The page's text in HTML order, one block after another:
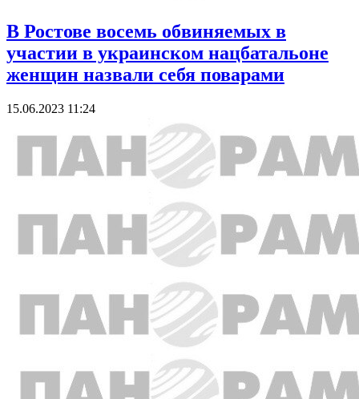
В Ростове восемь обвиняемых в
участии в украинском нацбатальоне
женщин назвали себя поварами
15.06.2023 11:24